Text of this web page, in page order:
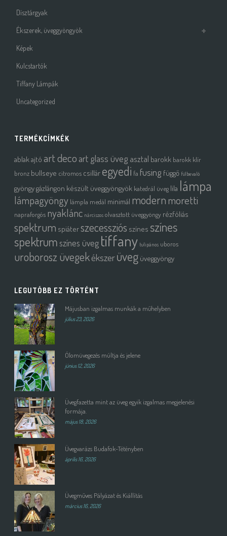
Dísztárgyak
Ékszerek, üveggyöngyök
Képek
Kulcstartók
Tiffany Lámpák
Uncategorized
TERMÉKCÍMKÉK
ablakajtó art deco art glass üvegasztal barokk barokk klír
bronz bullseye citromos csillár egyedi fa fusing függő fülbevaló
gyöngygázlángon készült üveggyöngyök katedrál üveg lila lámpa
lámpagyöngy lámpla medál minimál modernmoretti
napraforgós nyaklánc nárciszos olvasztott üveggyöngy rézfóliás
spektrum spiáterszecessziós színes színes
spektrumszínes üveg tiffany tulipános uboros
uroborosz üvegekékszerüveg üveggyöngy
LEGUTÓBB EZ TÖRTÉNT
Májusban izgalmas munkák a műhelyben
július 23, 2026
Ólomüvegezés múltja és jelene
június 12, 2026
Üvegfazetta mint az üveg egyik izgalmas megjelenési
formája.
május 18, 2026
Üvegvarázs Budafok-Tétényben
április 16, 2026
Üvegműves Pályázat és Kiállítás
március 16, 2026